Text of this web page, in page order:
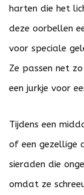
harten die het
deze oorbellen
voor speciale
Ze passen net
een jurkje voor
Tijdens een
of een gezellige
sieraden die
omdat ze